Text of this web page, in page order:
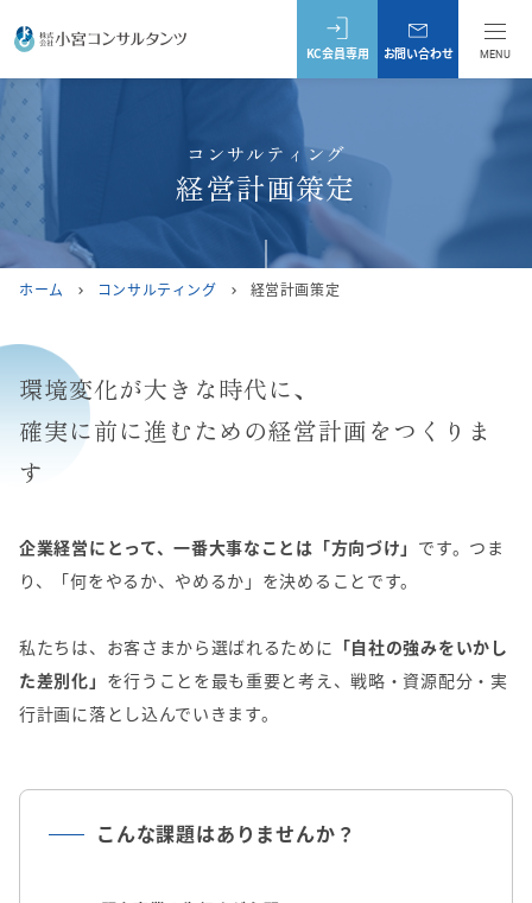
MENU
KC会員専用 お問い合わせ
コンサルティング
経営計画策定
ホーム chevron_right コンサルティング chevron_right 経営計画策定
環境変化が大きな時代に、
確実に前に進むための経営計画をつくりま
す
企業経営にとって、一番大事なことは「方向づけ」 です。つま
り、「何をやるか、やめるか」を決めることです。
私たちは、お客さまから選ばれるために 「自社の強みをいかし
た差別化」 を行うことを最も重要と考え、戦略・資源配分・実
行計画に落とし込んでいきます。
こんな課題はありませんか？